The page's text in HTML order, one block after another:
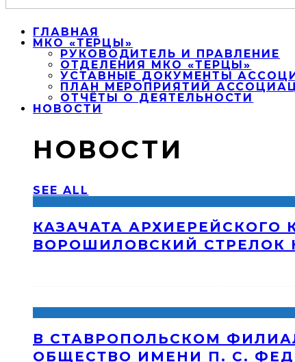
ГЛАВНАЯ
МКО «ТЕРЦЫ»
РУКОВОДИТЕЛЬ И ПРАВЛЕНИЕ
ОТДЕЛЕНИЯ МКО «ТЕРЦЫ»
УСТАВНЫЕ ДОКУМЕНТЫ
ПЛАН МЕРОПРИЯТИЙ
ОТЧЁТЫ О ДЕЯТЕЛЬНОСТИ
НОВОСТИ
НОВОСТИ
SEE ALL
КАЗАЧАТА
ВОРОШИЛОВСКИЙ СТРЕЛОК
В СТАВРОПОЛЬСКОМ
ОБЩЕСТВО ИМЕНИ П. С.